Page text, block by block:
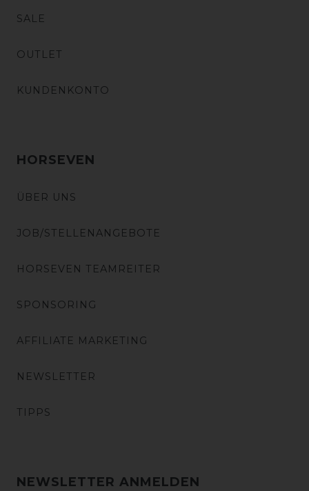
SALE
OUTLET
KUNDENKONTO
HORSEVEN
ÜBER UNS
JOB/STELLENANGEBOTE
HORSEVEN TEAMREITER
SPONSORING
AFFILIATE MARKETING
NEWSLETTER
TIPPS
NEWSLETTER ANMELDEN